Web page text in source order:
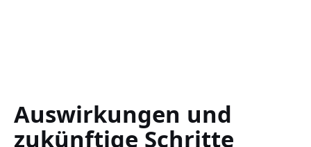
Auswirkungen und
zukünftige Schritte